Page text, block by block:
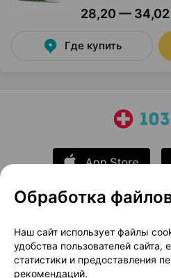
28,20 — 34,02
Где купить
О проекте
Размещение рекламы
Публичный
Обработка
Наш сайт использует файлы
удобства пользователей сайта,
статистики и предоставления
рекомендаций.